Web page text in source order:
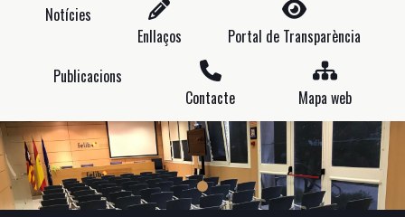
Notícies
Enllaços
Portal de Transparència
Publicacions
Contacte
Mapa web